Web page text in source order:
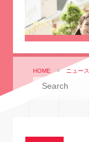
HOME > ニュース